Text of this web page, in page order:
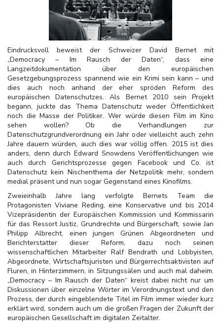
Eindrucksvoll beweist der Schweizer David Bernet mit
„Democracy – Im Rausch der Daten“, dass eine
Langzeitdokumentation über den europäischen
Gesetzgebungsprozess spannend wie ein Krimi sein kann – und
dies auch noch anhand der eher spröden Reform des
europäischen Datenschutzes. Als Bernet 2010 sein Projekt
begann, juckte das Thema Datenschutz weder Öffentlichkeit
noch die Masse der Politiker. Wer würde diesen Film im Kino
sehen wollen? Ob die Verhandlungen zur
Datenschutzgrundverordnung ein Jahr oder vielleicht auch zehn
Jahre dauern würden, auch dies war völlig offen. 2015 ist dies
anders, denn durch Edward Snowdens Veröffentlichungen wie
auch durch Gerichtsprozesse gegen Facebook und Co. ist
Datenschutz kein Nischenthema der Netzpolitik mehr, sondern
medial präsent und nun sogar Gegenstand eines Kinofilms.
Zweieinhalb Jahre lang verfolgte Bernets Team die
Protagonisten Viviane Reding, eine Konservative und bis 2014
Vizepräsidentin der Europäischen Kommission und Kommissarin
für das Ressort Justiz, Grundrechte und Bürgerschaft, sowie Jan
Philipp Albrecht, einen jungen Grünen Abgeordneten und
Berichterstatter dieser Reform, dazu noch seinen
wissenschaftlichen Mitarbeiter Ralf Bendrath und Lobbyisten,
Abgeordnete, Wirtschaftsjuristen und Bürgerrechtsaktivisten auf
Fluren, in Hinterzimmern, in Sitzungssälen und auch mal daheim.
„Democracy – Im Rausch der Daten“ kreist dabei nicht nur um
Diskussionen über einzelne Wörter im Verordnungstext und den
Prozess, der durch eingeblendete Titel im Film immer wieder kurz
erklärt wird, sondern auch um die großen Fragen der Zukunft der
europäischen Gesellschaft im digitalen Zeitalter.